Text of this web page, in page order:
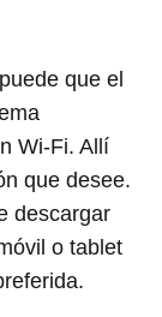
que el
Wi-Fi. Allí
que desee.
descargar
o tablet